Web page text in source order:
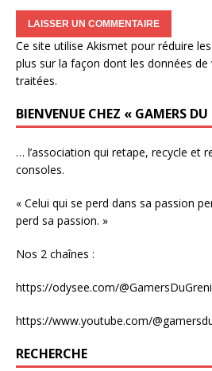
Ce site utilise Akismet pour réduire
plus sur la façon dont les données
traitées.
BIENVENUE CHEZ « GAMERS
… l’association qui retape, recycle et
consoles.
« Celui qui se perd dans sa passion
perd sa passion. »
Nos 2 chaînes :
https://odysee.com/
https://www.youtube.com/
RECHERCHE